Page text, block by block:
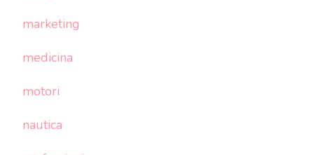
marketing
medicina
motori
nautica